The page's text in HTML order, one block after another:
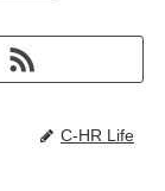
C-HR Life